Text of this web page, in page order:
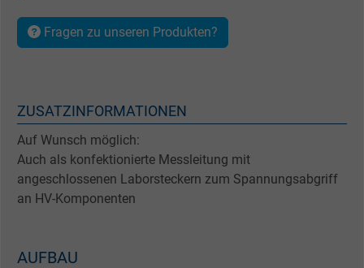
Fragen zu unseren Produkten?
ZUSATZINFORMATIONEN
Auf Wunsch möglich:
Auch als konfektionierte Messleitung mit
angeschlossenen Laborsteckern zum Spannungsabgriff
an HV-Komponenten
AUFBAU